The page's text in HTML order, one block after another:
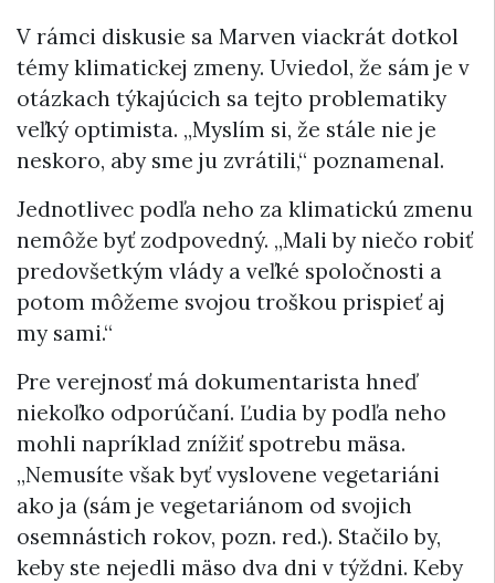
V rámci diskusie sa Marven viackrát dotkol
témy klimatickej zmeny. Uviedol, že sám je v
otázkach týkajúcich sa tejto problematiky
veľký optimista. „Myslím si, že stále nie je
neskoro, aby sme ju zvrátili,“ poznamenal.
Jednotlivec podľa neho za klimatickú zmenu
nemôže byť zodpovedný. „Mali by niečo robiť
predovšetkým vlády a veľké spoločnosti a
potom môžeme svojou troškou prispieť aj
my sami.“
Pre verejnosť má dokumentarista hneď
niekoľko odporúčaní. Ľudia by podľa neho
mohli napríklad znížiť spotrebu mäsa.
„Nemusíte však byť vyslovene vegetariáni
ako ja (sám je vegetariánom od svojich
osemnástich rokov, pozn. red.). Stačilo by,
keby ste nejedli mäso dva dni v týždni. Keby